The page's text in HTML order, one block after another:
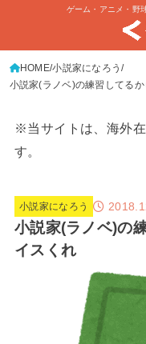
ゲーム・アニメ・野
HOME 小説家になろう
小説家(ラノベ)の練習してる
※当サイトは、海外
す。
小説家になろう
小説家(ラノベ)の
イスくれ